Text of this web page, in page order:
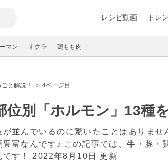
レシピ動画 トレ
マン オクラ 鶏もも肉
と解説！ 4ページ目
別「ホルモン」13種
並んでいるのに驚いたことはありませ
富なんです♪ この記事では、牛・豚・
す！ 2022年8月10日 更新